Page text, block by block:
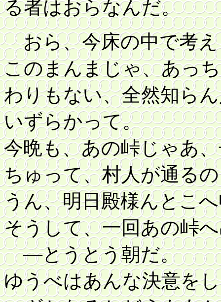
る者はおらなんだ。
おら、今床の中で考え
このまんまじゃ、あっ
わりもない、全然知ら
いずらかって。
今晩も、あの峠じゃあ
ちゅって、村人が通る
うん、明日殿様んとこ
そうして、一回あの峠
―とうとう朝だ。
ゆうべはあんな決意を